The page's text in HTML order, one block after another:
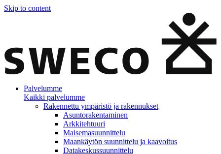
Skip to content
Palvelumme
Kaikki palvelumme
Rakennettu ympäristö ja rakennukset
Asuntorakentaminen
Arkkitehtuuri
Maisemasuunnittelu
Maankäytön suunnittelu ja kaavoitus
Datakeskussuunnittelu